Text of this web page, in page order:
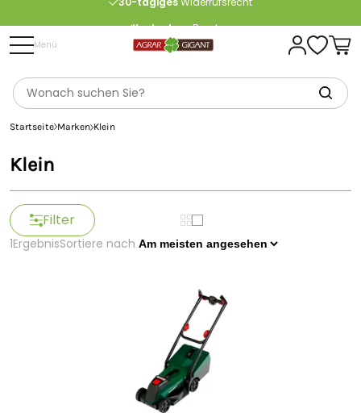
ab 175 € (in DE) – außer Sperrgut
Menü
Startseite Marken Klein
Klein
Filter
1ErgebnisSortiere nach